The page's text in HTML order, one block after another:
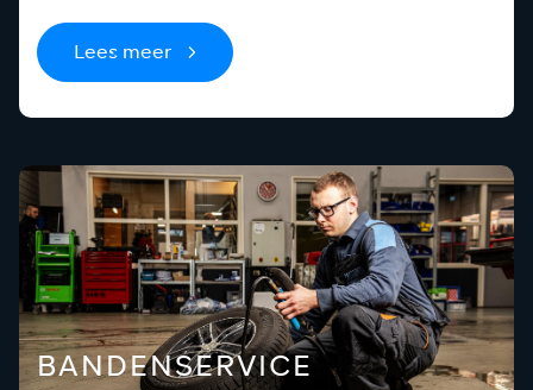
Lees meer
BANDENSERVICE